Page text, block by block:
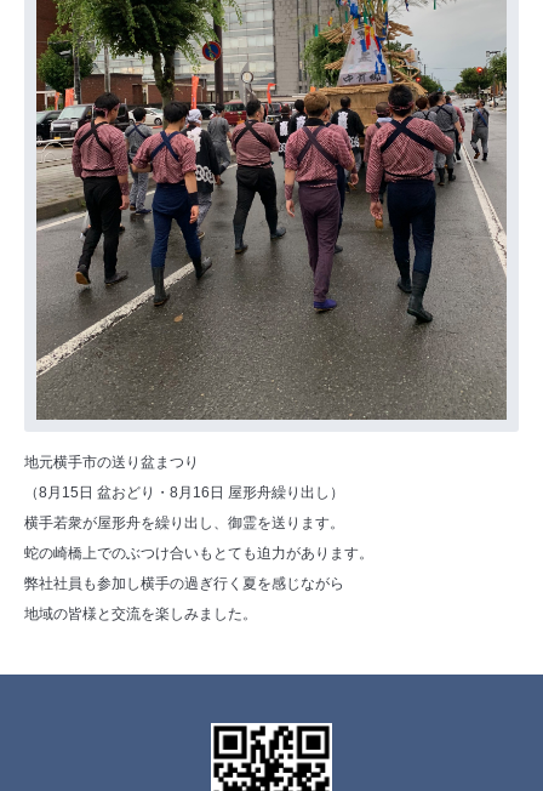
地元横手市の送り盆まつり
（8月15日 盆おどり・8月16日 屋形舟繰り出し）
横手若衆が屋形舟を繰り出し、御霊を送ります。
蛇の崎橋上でのぶつけ合いもとても迫力があります。
弊社社員も参加し横手の過ぎ行く夏を感じながら
地域の皆様と交流を楽しみました。